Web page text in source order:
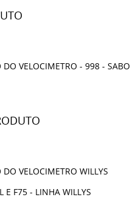
VELOCIMETRO - 998 - SABO
VELOCIMETRO WILLYS
E F75 - LINHA WILLYS